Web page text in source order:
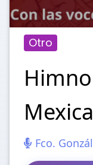
Otro
Fco.